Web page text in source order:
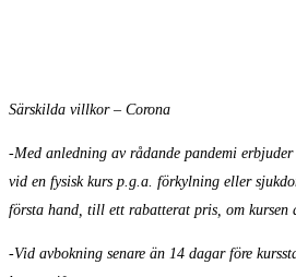
Särskilda villkor – Corona
-Med anledning av rådande pandemi
vid en fysisk kurs p.g.a. förkylning eller
första hand, till ett rabatterat pris, om kursen
-Vid avbokning senare än 14 dagar före